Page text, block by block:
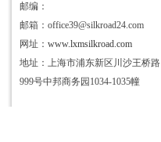
邮编：
邮箱：office39@silkroad24.com
网址： www.lxmsilkroad.com
地址：上海市浦东新区川沙王桥路
999号中邦商务园1034-1035幢